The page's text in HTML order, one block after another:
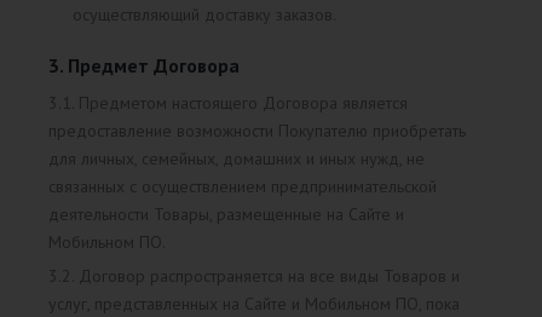
осуществляющий доставку заказов.
3. Предмет Договора
3.1. Предметом настоящего Договора является
предоставление возможности Покупателю приобретать
для личных, семейных, домашних и иных нужд, не
связанных с осуществлением предпринимательской
деятельности Товары, размещенные на Сайте и
Мобильном ПО.
3.2. Договор распространяется на все виды Товаров и
услуг, представленных на Сайте и Мобильном ПО, пока